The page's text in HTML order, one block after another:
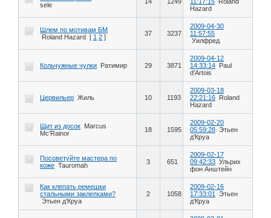
sele
Hazard
Шлем по мотивам БМ
Roland Hazard
[ 1 2 ] 37 3237
2009-04-30
11:57:55
Уилфред
Кольчужные чулки Ратимир 29 3871
2009-04-12
14:33:14
Paul
d'Artois
Цервильер Жиль 10 1193
2009-03-18
22:21:16
Roland
Hazard
Щит из досок Marcus
Mc'Rainor
18 1595
2009-02-20
05:59:28 Этьен
д'Круа
Посоветуйте мастера по
коже Tauromah 3 651
2009-02-17
09:42:33 Ульрих
фон Анштейн
Как клепать ремешки
стальными заклепками?
Этьен д'Круа
2 1058
2009-02-16
17:33:01
Этьен
д'Круа